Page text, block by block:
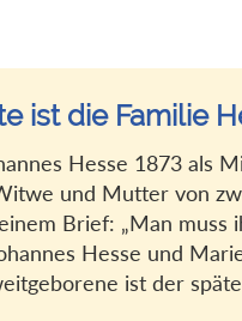
ist die Familie
Hesse 1873 als
und Mutter von
Brief: „Man muss
Hesse und
ist der